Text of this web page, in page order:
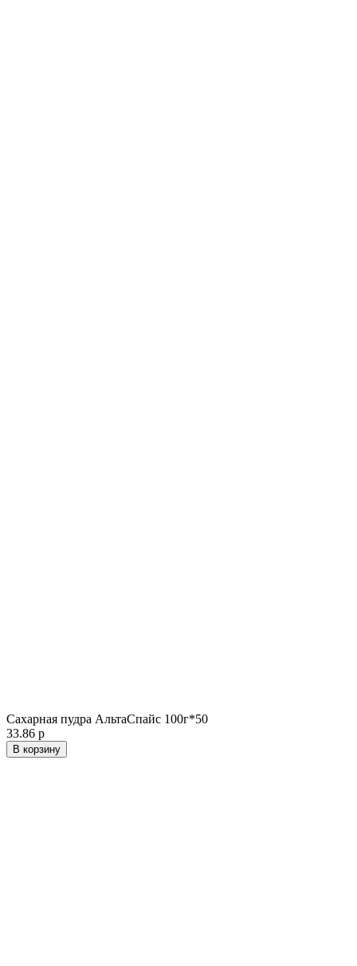
Сахарная пудра АльтаСпайс 100г*50
33.86 р
В корзину